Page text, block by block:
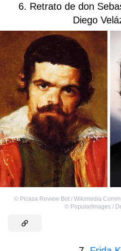
6. Retrato de don
Diego
© Picasa Review Bot / Wikimedia
© PopularImages /